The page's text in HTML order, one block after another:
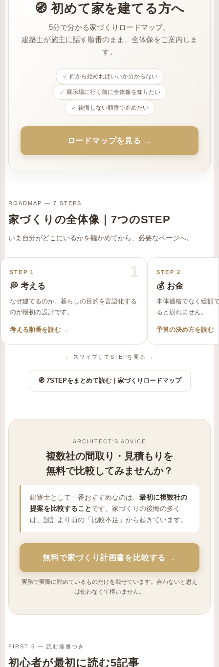
🧭 初めて家を建てる方へ
5分で分かる家づくりロードマップ。
建築士が施主に話す順番のまま、全体像をご案内しま
す。
✓ 何から始めればいいか分からない
✓ 展示場に行く前に全体像を知りたい
✓ 後悔しない順番で進めたい
ロードマップを見る →
ROADMAP — 7 STEPS
家づくりの全体像｜7つのSTEP
いま自分がどこにいるかを確かめてから、必要なページへ。
1
STEP 1
💭 考える
なぜ建てるのか。暮らしの目的を言語化する
のが最初の設計です。
考える順番を読む →
STEP 2
💰 お金
本体価格でなく総額
ると崩れません。
予算の決め方を読む
← スワイプしてSTEPを見る →
🧭 7STEPをまとめて読む｜家づくりロードマップ
ARCHITECT'S ADVICE
複数社の間取り・見積もりを
無料で比較してみませんか？
建築士として一番おすすめなのは、 最初に複数社の
提案を比較することです。家づくりの後悔の多く
は、設計より前の「比較不足」から起きています。
無料で家づくり計画書を比較する →
実務で実際に勧めているものだけを載せています。合わないと思え
ば使わなくて構いません。
FIRST 5 — 読む順番つき
初心者が最初に読む5記事